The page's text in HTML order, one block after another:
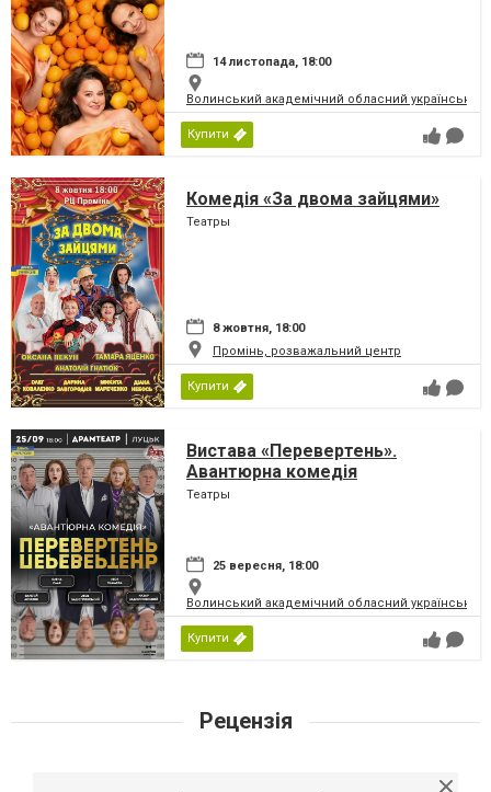
14 листопада, 18:00
Волинський академічний обласний
Купити
Комедія «За двома зайцями»
Театры
8 жовтня, 18:00
Промінь, розважальний центр
Купити
Вистава «Перевертень».
Авантюрна комедія
Театры
25 вересня, 18:00
Волинський академічний обласний
Купити
Рецензія